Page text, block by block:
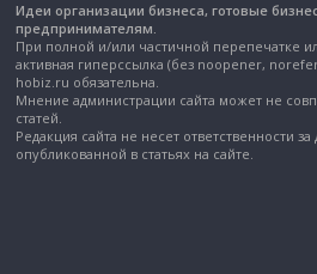
Идеи организации бизнеса, готовые
предпринимателям.
При полной и/или частичной перепечатке
активная гиперссылка (без noopener,
hobiz.ru обязательна.
Мнение администрации сайта может не
статей.
Редакция сайта не несет ответственности
опубликованной в статьях на сайте.